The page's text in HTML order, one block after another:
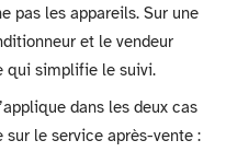
pas les appareils. Sur une
et le vendeur
qui simplifie le suivi.
dans les deux cas
sur le service après-vente :